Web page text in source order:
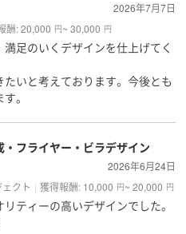
2026年7月7日
酬: 20,000 円~ 30,000 円
足のいくデザインを仕上げてく
いと考えております。今後とも
。
フライヤー・ビラデザイン
2026年6月24日
クト 獲得報酬: 10,000 円~ 20,000 円
ティーの高いデザインでした。